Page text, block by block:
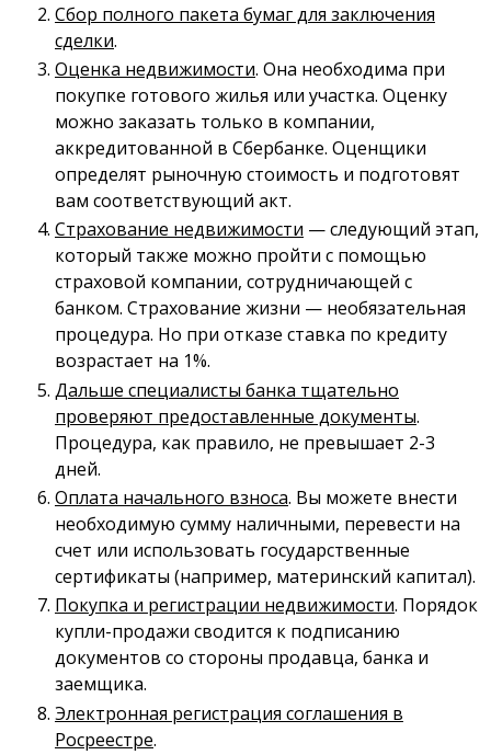
Сбор полного пакета бумаг для заключения
сделки.
Оценка недвижимости. Она необходима при
покупке готового жилья или участка. Оценку
можно заказать только в компании,
аккредитованной в Сбербанке. Оценщики
определят рыночную стоимость и подготовят
вам соответствующий акт.
Страхование недвижимости — следующий этап,
который также можно пройти с помощью
страховой компании, сотрудничающей с
банком. Страхование жизни — необязательная
процедура. Но при отказе ставка по кредиту
возрастает на 1%.
Дальше специалисты банка тщательно
проверяют предоставленные документы.
Процедура, как правило, не превышает 2-3
дней.
Оплата начального взноса. Вы можете внести
необходимую сумму наличными, перевести на
счет или использовать государственные
сертификаты (например, материнский капитал).
Покупка и регистрации недвижимости. Порядок
купли-продажи сводится к подписанию
документов со стороны продавца, банка и
заемщика.
Электронная регистрация соглашения в
Росреестре.